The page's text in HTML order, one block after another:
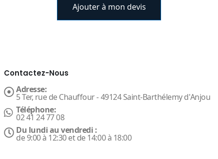
Ajouter à mon devis
Contactez-Nous
Adresse:
5 Ter, rue de Chauffour - 49124 Saint-Barthélemy d'Anjou
Téléphone:
02 41 24 77 08
Du lundi au vendredi :
de 9:00 à 12:30 et de 14:00 à 18:00